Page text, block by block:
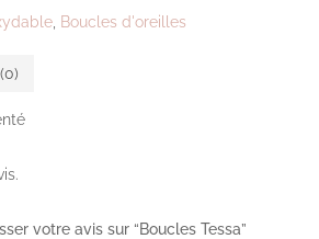
, Boucles d'oreilles
votre avis sur “Boucles Tessa”